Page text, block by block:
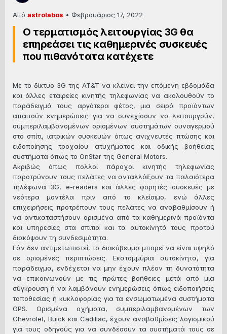
Από astrolabos • Φεβρουάριος 17, 2022
Ο τερματισμός λειτουργίας 3G θα
επηρεάσει τις καθημερινές συσκευές
που πιθανότατα κατέχετε
Με το δίκτυο 3G της AT&T να κλείνει την επόμενη εβδομάδα
και άλλες εταιρείες κινητής τηλεφωνίας να ακολουθούν το
παράδειγμά τους αργότερα φέτος, μια σειρά προϊόντων
απαιτούν ενημερώσεις για να συνεχίσουν να λειτουργούν,
συμπεριλαμβανομένων ορισμένων συστημάτων συναγερμού
στο σπίτι, ιατρικών συσκευών όπως ανιχνευτές πτώσης και
ειδοποίησης τροχαίου ατυχήματος και οδικής βοήθειας
συστήματα όπως το OnStar της General Motors.
Ακριβώς όπως πολλοί πάροχοι κινητής τηλεφωνίας
παροτρύνουν τους πελάτες να ανταλλάξουν τα παλαιότερα
τηλέφωνα 3G, e-readers και άλλες φορητές συσκευές με
νεότερα μοντέλα πριν από το κλείσιμο, ενώ άλλες
επιχειρήσεις προτρέπουν τους πελάτες να αναβαθμίσουν ή
να αντικαταστήσουν ορισμένα από τα καθημερινά προϊόντα
και υπηρεσίες στα σπίτια και τα αυτοκίνητά τους προτού
διακόψουν τη συνδεσιμότητα.
Εάν δεν αντιμετωπιστεί, το διακύβευμα μπορεί να είναι υψηλό
σε ορισμένες περιπτώσεις. Εκατομμύρια αυτοκίνητα, για
παράδειγμα, ενδέχεται να μην έχουν πλέον τη δυνατότητα
να επικοινωνούν με τις πρώτες βοήθειες μετά από μια
σύγκρουση ή να λαμβάνουν ενημερώσεις όπως ειδοποιήσεις
τοποθεσίας ή κυκλοφορίας για τα ενσωματωμένα συστήματα
GPS. Ορισμένα οχήματα, συμπεριλαμβανομένων των
Chevrolet, Buick και Cadillac, έχουν αναβαθμίσεις λογισμικού
για τους οδηγούς για να συνδέσουν τα συστήματά τους σε